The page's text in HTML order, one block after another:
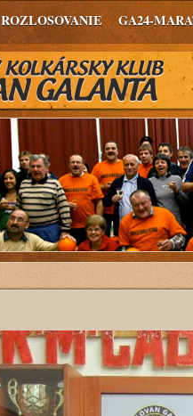
ROZLOSOVANIE GA24-